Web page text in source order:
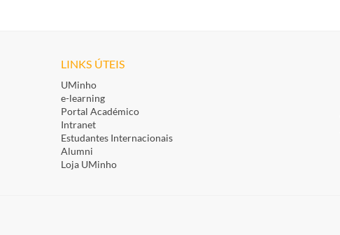
LINKS ÚTEIS
UMinho
e-learning
Portal Académico
Intranet
Estudantes Inte​rnacionais
Alumni
Loja UMinho